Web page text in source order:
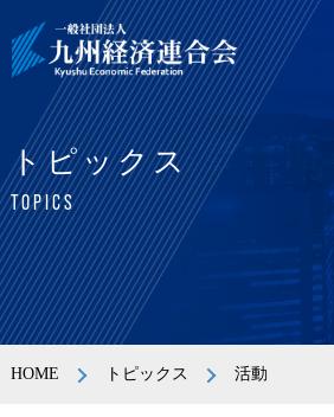
トピックス
TOPICS
HOME トピックス 活動